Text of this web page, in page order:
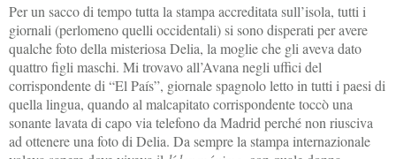
Per un sacco di tempo tutta la stampa accreditata sull’isola, tutti i
giornali (perlomeno quelli occidentali) si sono disperati per avere
qualche foto della misteriosa Delia, la moglie che gli aveva dato
quattro figli maschi. Mi trovavo all’Avana negli uffici del
corrispondente di “El País”, giornale spagnolo letto in tutti i paesi di
quella lingua, quando al malcapitato corrispondente toccò una
sonante lavata di capo via telefono da Madrid perché non riusciva
ad ottenere una foto di Delia. Da sempre la stampa internazionale